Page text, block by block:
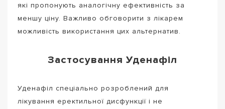
які пропонують аналогічну ефективність за
меншу ціну. Важливо обговорити з лікарем
можливість використання цих альтернатив.
Застосування Уденафіл
Уденафіл спеціально розроблений для
лікування еректильної дисфункції і не